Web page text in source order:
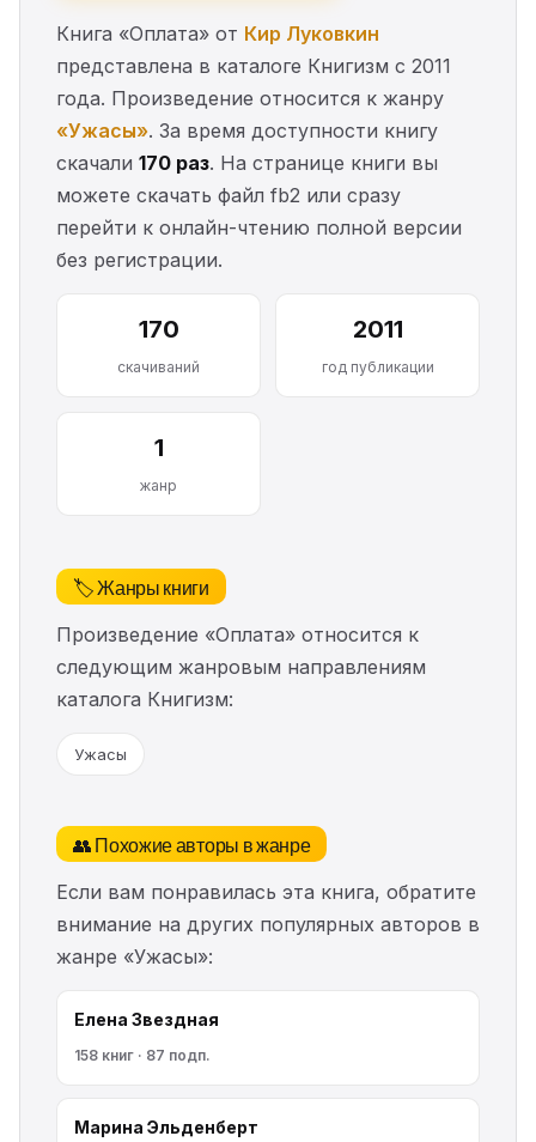
Книга «Оплата» от Кир Луковкин
представлена в каталоге Книгизм с 2011
года. Произведение относится к жанру
«Ужасы». За время доступности книгу
скачали 170 раз. На странице книги вы
можете скачать файл fb2 или сразу
перейти к онлайн-чтению полной версии
без регистрации.
170
скачиваний
2011
год публикации
1
жанр
🏷️ Жанры книги
Произведение «Оплата» относится к
следующим жанровым направлениям
каталога Книгизм:
Ужасы
👥 Похожие авторы в жанре
Если вам понравилась эта книга, обратите
внимание на других популярных авторов в
жанре «Ужасы»:
Елена Звездная
158 книг · 87 подп.
Марина Эльденберт